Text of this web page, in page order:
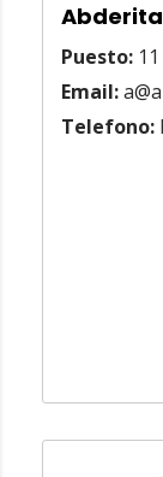
Puesto: 11
Email:a@a
Telefono: